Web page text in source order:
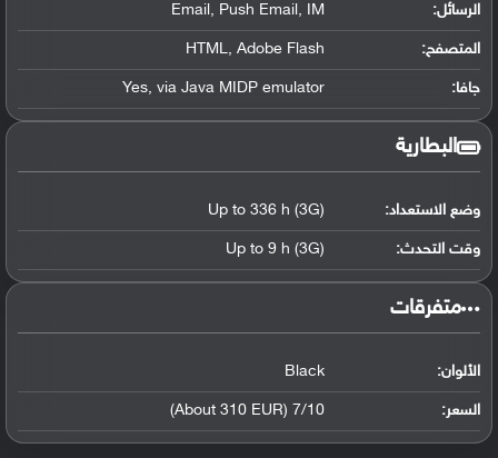
الرسائل: Email, Push Email, IM
المتصفح: HTML, Adobe Flash
جافا: Yes, via Java MIDP emulator
البطارية
وضع الاستعداد: Up to 336 h (3G)
وقت التحدث: Up to 9 h (3G)
‏متفرقات‏
الألوان: Black
السعر: 7/10 (About 310 EUR)